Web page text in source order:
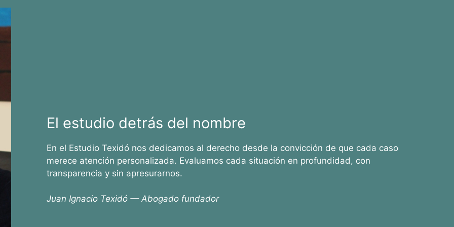
El estudio detrás del nombre
En el Estudio Texidó nos dedicamos al derecho desde la convicción de que cada caso
merece atención personalizada. Evaluamos cada situación en profundidad, con
transparencia y sin apresurarnos.
Juan Ignacio Texidó — Abogado fundador